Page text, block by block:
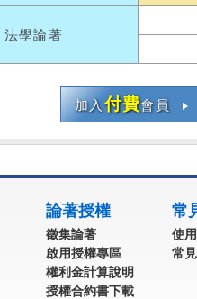
法學論著
加入付費會員
論著授權
徵集論著
啟用授權專區
權利金計算說明
授權合約書下載
常
使
常